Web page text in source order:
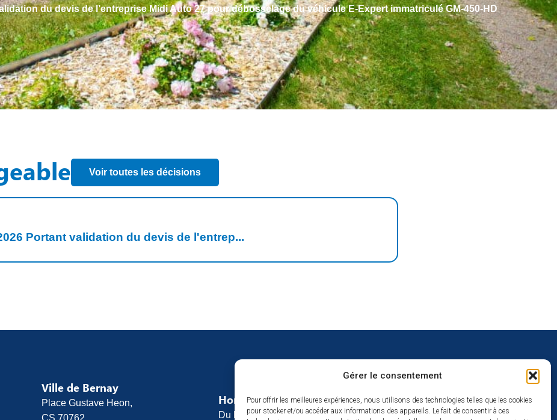
Gérer le consentement
Pour offrir les meilleures expériences, nous utilisons des technologies telles que les cookies
pour stocker et/ou accéder aux informations des appareils. Le fait de consentir à ces
du devis de l’entreprise Midi Auto 27 pour débosselage du véhicule E-Expert immatriculé GM-450-HD
Voir toutes les décisions
Portant validation du devis de l'entrep...
Ville de Bernay
Place Gustave Heon,
CS 70762
Horaires d’ouverture
Du lundi au vendredi :